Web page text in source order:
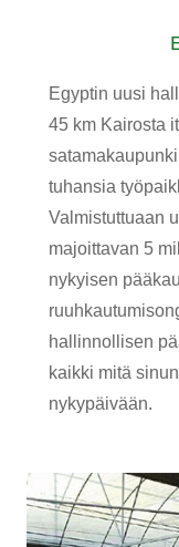
Egyptin uusi
45 km Kairosta
tuhansia
Valmistuttuaan
majoittavan 5
nykyisen
hallinnollisen
kaikki mitä
nykypäivään.